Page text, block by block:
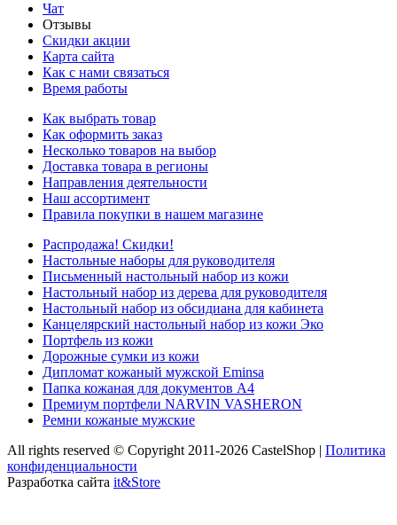
Чат
Отзывы
Скидки акции
Карта сайта
Как с нами связаться
Время работы
Как выбрать товар
Как оформить заказ
Несколько товаров на выбор
Доставка товара в регионы
Направления деятельности
Наш ассортимент
Правила покупки в нашем магазине
Распродажа! Скидки!
Настольные наборы для руководителя
Письменный настольный набор из кожи
Настольный набор из дерева для руководителя
Настольный набор из обсидиана для кабинета
Канцелярский настольный набор из кожи Эко
Портфель из кожи
Дорожные сумки из кожи
Дипломат кожаный мужской Eminsa
Папка кожаная для документов А4
Премиум портфели NARVIN VASHERON
Ремни кожаные мужские
All rights reserved © Copyright 2011-2026 CastelShop | Политика
конфиденциальности
Разработка сайта it&Store